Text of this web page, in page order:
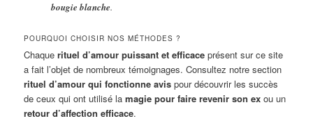
bougie blanche.
POURQUOI CHOISIR NOS MÉTHODES ?
Chaquerituel d’amour puissant et efficace présent sur ce site
a fait l’objet de nombreux témoignages. Consultez notre section
rituel d’amour qui fonctionne avis pour découvrir les succès
de ceux qui ont utilisé lamagie pour faire revenir son ex ou un
retour d’affection efficace.